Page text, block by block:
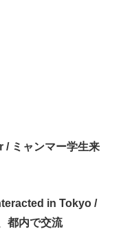
/ ミャンマー学生来
in Tokyo /
都内で交流